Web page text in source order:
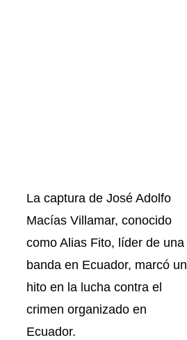
La captura de José Adolfo
Macías Villamar, conocido
como Alias Fito, líder de una
banda en Ecuador, marcó un
hito en la lucha contra el
crimen organizado en
Ecuador.